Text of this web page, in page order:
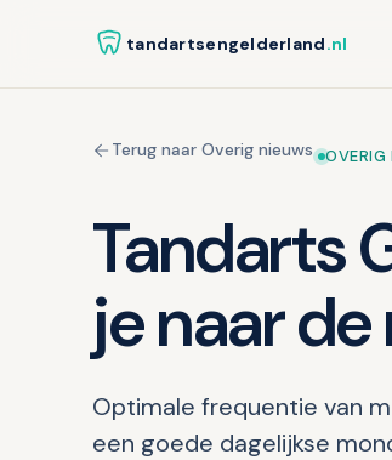
tandartsengelderland.nl
Terug naar Overig nieuws OVERIG
Tandarts
je naar
Optimale frequentie van
een goede dagelijkse